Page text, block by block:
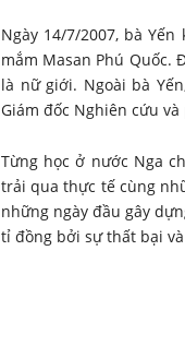
Ngày 14/7/2007, bà
mắm Masan Phú Quốc.
là nữ giới. Ngoài bà
Giám đốc Nghiên cứu
Từng học ở nước Nga
trải qua thực tế cùng
những ngày đầu gây
tỉ đồng bởi sự thất bại